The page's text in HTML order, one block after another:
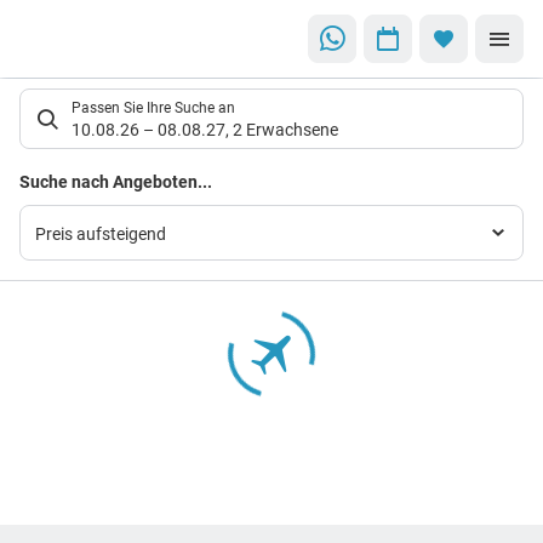
Suchlistenseite
Passen Sie Ihre Suche an
10.08.26 – 08.08.27, 2 Erwachsene
Suche nach Angeboten...
Preis aufsteigend